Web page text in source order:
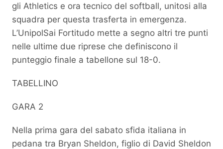
gli Athletics e ora tecnico del softball, unitosi alla
squadra per questa trasferta in emergenza.
L’UnipolSai Fortitudo mette a segno altri tre punti
nelle ultime due riprese che definiscono il
punteggio finale a tabellone sul 18-0.
TABELLINO
GARA 2
Nella prima gara del sabato sfida italiana in
pedana tra Bryan Sheldon, figlio di David Sheldon